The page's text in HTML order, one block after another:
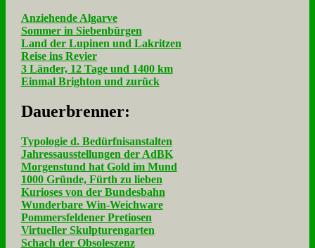
Anziehende Algarve
Sommer in Siebenbürgen
Land der Lupinen und Lakritzen
Reise ins Revier
3 Länder, 12 Tage und 1400 km
Einmal Brighton und zurück
Dau­er­bren­ner:
Typologie d. Bedürfnisanstalten
Jahressausstellungen der AdBK
Morgenstund hat Gold im Mund
1000 Gründe, Fürth zu lieben
Kurioses von der Bundesbahn
Wunderbare Win-Weichware
Pommersfeldener Pretiosen
Virtueller Skulpturengarten
Schach der Obsoleszenz